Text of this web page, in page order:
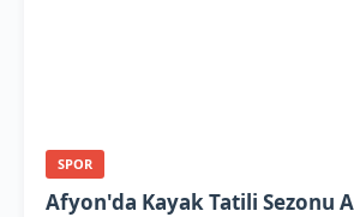
SPOR
Afyon'da Kayak Tatili Sezonu